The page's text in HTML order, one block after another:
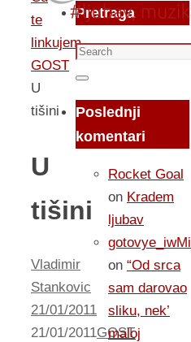
te
linkujem...
GOST
U
tišini
U
tišini
Vladimir
Stankovic
21/01/2011
21/01/2011GOST
Pretraga
Search
for:
Search
Poslednji
komentari
Rocket Goal
on Kradem
ljubav
gotovye_iwMi
on “Od srca
sam darovao
sliku, nek’
maloj